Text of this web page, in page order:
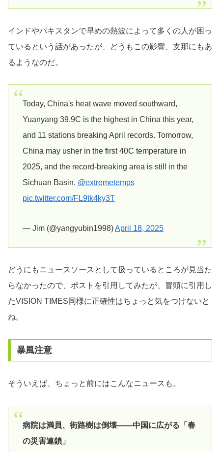
インドやパキスタンで早めの熱波によって多くの人が困っ
ているという話があったが、どうもこの影響、支那にもあ
るようなのだ。
Today, China's heat wave moved southward,
Yuanyang 39.9C is the highest in China this year,
and 11 stations breaking April records. Tomorrow,
China may usher in the first 40C temperature in
2025, and the record-breaking area is still in the
Sichuan Basin. @extremetemps
pic.twitter.com/FL9tk4ky3T
— Jim (@yangyubin1998)April 18, 2025
どうにもニュースソースとして扱っているところが見当た
らなかったので、ポストを引用してみたが、冒頭に引用し
たVISION TIMES同様に正確性はちょっと気をつけないと
ね。
暴風注意
そういえば、ちょっと前にはこんなニュースも。
病院は満員、街路樹は倒壊――中国に広がる「春
の災害連鎖」